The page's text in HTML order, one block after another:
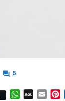
 5
WhatsApp
AOL Email